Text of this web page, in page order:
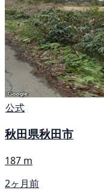
公式
秋田県秋田市
187 m
2ヶ月前